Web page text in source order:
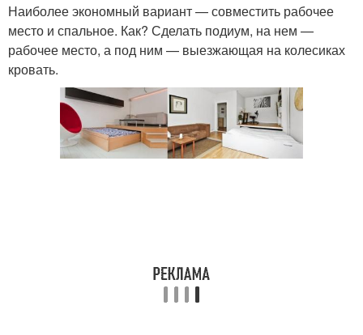
Наиболее экономный вариант — совместить рабочее
место и спальное. Как? Сделать подиум, на нем —
рабочее место, а под ним — выезжающая на колесиках
кровать.